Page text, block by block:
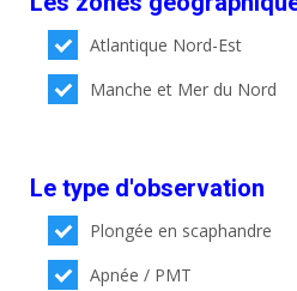
Atlantique Nord-Est
Manche et Mer du Nord
Le type d'observation
Plongée en scaphandre
Apnée / PMT